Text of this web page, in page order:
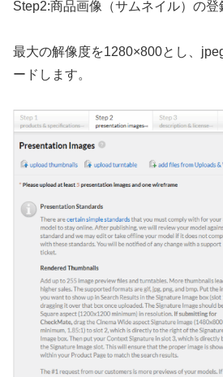
Step2:商品画像（サムネイル）の登
最大の解像度を1280×800とし、
ードします。